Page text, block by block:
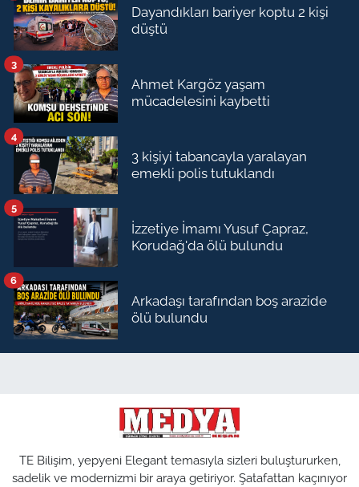
Dayandıkları bariyer koptu 2 kişi
düştü
Ahmet Kargöz yaşam
mücadelesini kaybetti
3
3 kişiyi tabancayla yaralayan
emekli polis tutuklandı
4
İzzetiye İmamı Yusuf Çapraz,
Korudağ'da ölü bulundu
5
Arkadaşı tarafından boş arazide
ölü bulundu
6
TE Bilişim, yepyeni Elegant temasıyla sizleri buluştururken,
sadelik ve modernizmi bir araya getiriyor. Şatafattan kaçınıyor